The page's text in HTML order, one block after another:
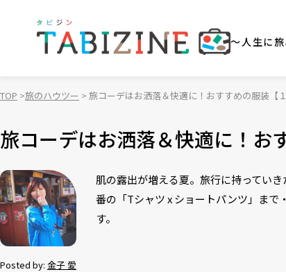
～人生に
TOP 旅のハウツー 旅コーデはお洒落＆快適に！おすすめの服装【
旅コーデはお洒落＆快適に！お
Posted by: 金子 愛
肌の露出が増える夏。旅行に持ってい
番の「Tシャツ x ショートパンツ」ま
す。